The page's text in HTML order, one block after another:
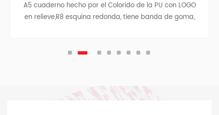
A5 cuaderno hecho por el Colorido de la PU con LOGO
en relieve,R8 esquina redonda, tiene banda de goma,
posterior, la astilla colgante.